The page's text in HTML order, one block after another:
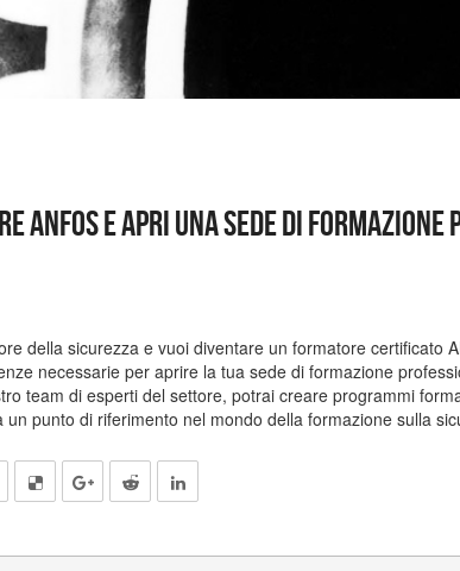
ANFOS e apri una sede di
della sicurezza e vuoi diventare un formatore certificato
necessarie per aprire la tua sede di formazione
team di esperti del settore, potrai creare programmi
punto di riferimento nel mondo della formazione sulla